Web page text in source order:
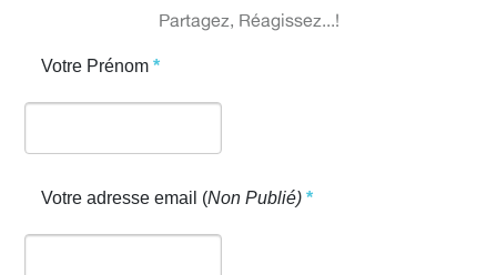
Partagez, Réagissez...!
Votre Prénom*
Votre adresse email (Non Publié) *